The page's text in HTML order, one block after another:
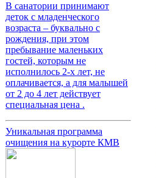
В санатории принимают
деток с младенческого
возраста – буквально с
рождения, при этом
пребывание маленьких
гостей, которым не
исполнилось 2-х лет, не
оплачивается, а для малышей
от 2 до 4 лет действует
специальная цена .
Уникальная программа
очищения на курорте КМВ